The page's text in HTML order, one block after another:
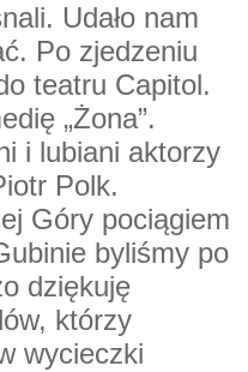
Udało nam
Po zjedzeniu
teatru Capitol.
„Żona”.
i lubiani aktorzy
Polk.
Góry pociągiem
byliśmy po
dziękuję
którzy
wycieczki